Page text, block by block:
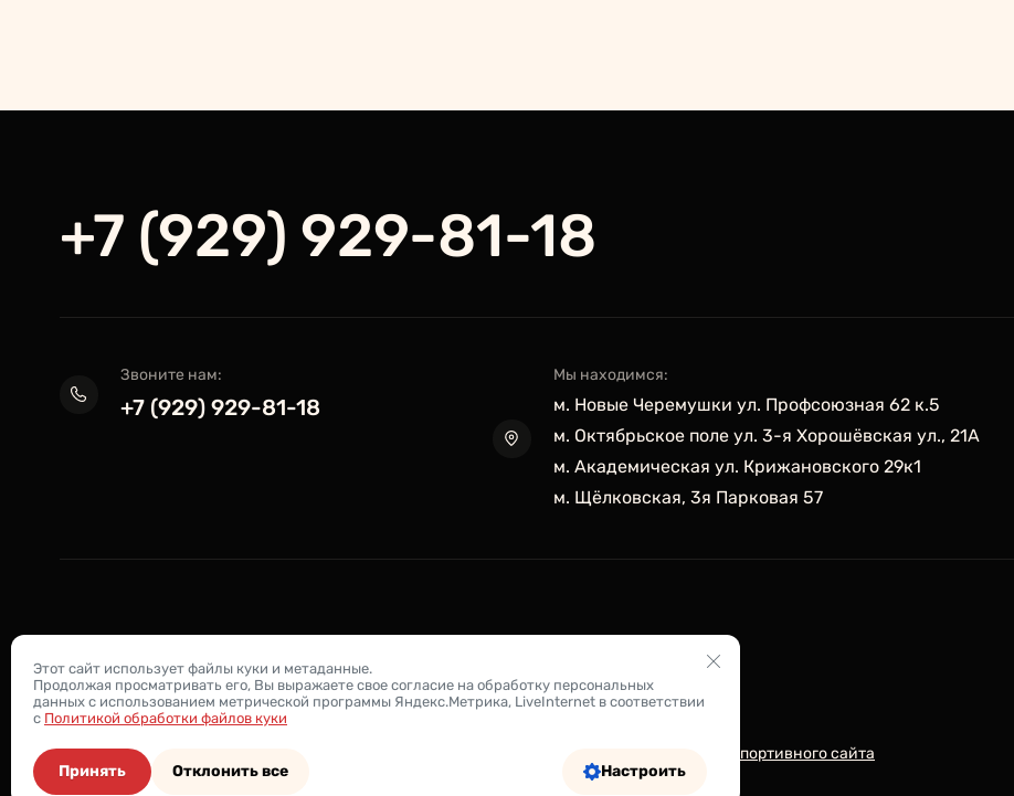
+7 (929) 929-81-18
Звоните нам:
+7 (929) 929-81-18
Мы находимся:
м. Новые Черемушки ул. Профсоюзная 62 к.5
м. Октябрьское поле ул. 3-я Хорошёвская ул., 21А
м. Академическая ул. Крижановского 29к1
м. Щёлковская, 3я Парковая 57
Разработка спортивного сайта
Этот сайт использует файлы куки и метаданные.
Продолжая просматривать его, Вы выражаете свое согласие на обработку персональных
данных с использованием метрической программы Яндекс.Метрика, LiveInternet в соответствии
с Политикой обработки файлов куки
Принять Отклонить все Настроить